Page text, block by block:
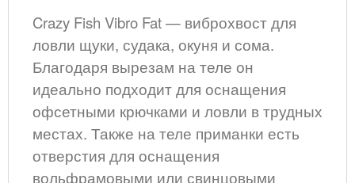
Crazy Fish Vibro Fat — виброхвостдля
ловли щуки, судака, окуня и сома.
Благодаря вырезам на теле он
идеально подходит для оснащения
офсетными крючками и ловли в трудных
местах. Также на теле приманки есть
отверстия для оснащения
вольфрамовыми или свинцовыми